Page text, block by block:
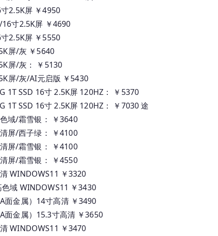
2.5K屏 ￥4950
寸2.5K屏 ￥4690
2.5K屏 ￥5550
屏/灰 ￥5640
屏/灰： ￥5130
屏/灰/AI元启版 ￥5430
1T SSD 16寸 2.5K屏 120HZ： ￥5370
1T SSD 16寸 2.5K屏 120HZ： ￥7030 途
域/霜雪银： ￥3640
屏/西子绿： ￥4100
屏/霜雪银： ￥4100
屏/霜雪银： ￥4550
WINDOWS11 ￥3320
域 WINDOWS11 ￥3430
面金属）14寸高清 ￥3490
面金属）15.3寸高清 ￥3650
WINDOWS11 ￥3470